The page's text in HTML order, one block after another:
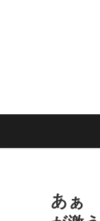
あぁ